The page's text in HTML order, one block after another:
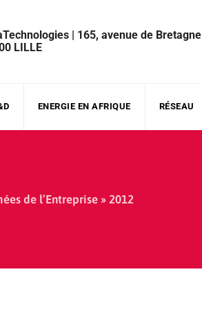
| 165, avenue de Bretagne
LILLE
ENERGIE EN AFRIQUE RÉSEAU
de l’Entreprise » 2012